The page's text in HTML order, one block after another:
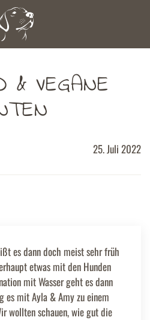
& VEGANE
25. Juli 2022
es dann doch meist sehr früh
etwas mit den Hunden
mit Wasser geht es dann
es mit Ayla & Amy zu einem
wollten schauen, wie gut die